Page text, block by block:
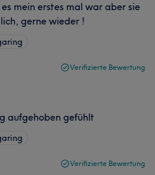
mein erstes mal war aber sie
gerne wieder !
Verifizierte Bewertung
aufgehoben gefühlt
Verifizierte Bewertung